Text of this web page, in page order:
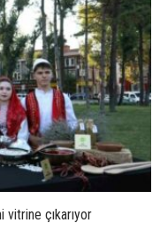
çıkarıyor